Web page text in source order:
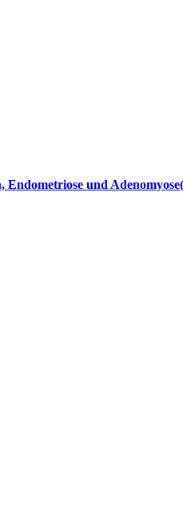
und Adenomyose